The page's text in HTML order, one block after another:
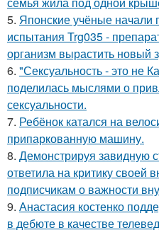
5. Японские учёные начали
испытания Trg035 -
организм вырастить новый
6. "Сексуальность - это не
поделилась мыслями о
сексуальности.
7. Ребёнок катался на
припаркованную машину.
8. Демонстрируя завидную
ответила на критику своей
подписчикам о важности
9. Анастасия костенко
в дебюте в качестве